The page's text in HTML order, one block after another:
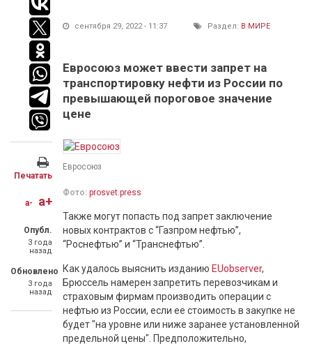
Печатать
a- a+
Опубл.
3 года
назад
Обновлено
3 года
назад
сентября 29, 2022 - 11:37 Раздел: В МИРЕ
Евросоюз может ввести запрет на
транспортировку нефти из России по
превышающей пороговое значение
цене
Евросоюз
Фото: prosvet.press
Также могут попасть под запрет заключение
новых контрактов с “Газпром нефтью”,
“Роснефтью” и “Транснефтью”.
Как удалось выяснить изданию EUobserver,
Брюссель намерен запретить перевозчикам и
страховым фирмам производить операции с
нефтью из России, если ее стоимость в закупке не
будет "на уровне или ниже заранее установленной
предельной цены". Предположительно,